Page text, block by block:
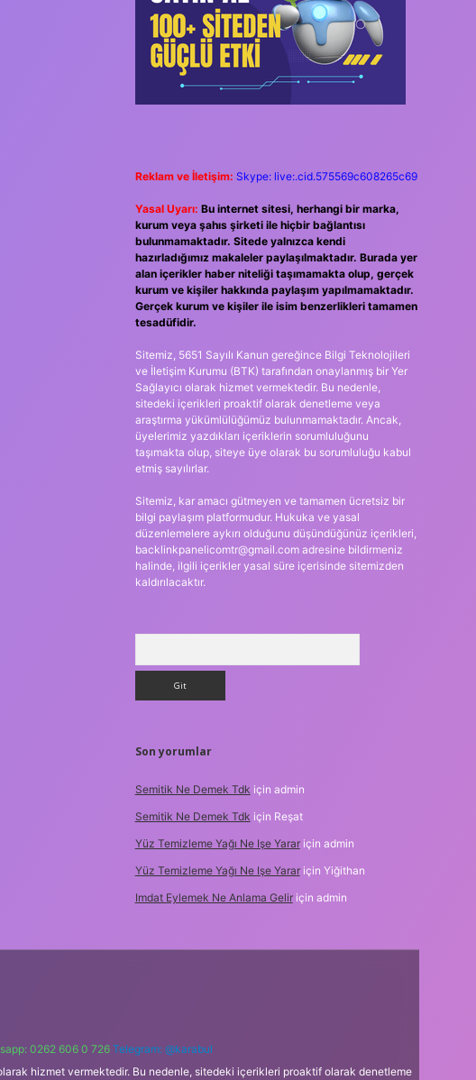
Reklam ve İletişim: Skype: live:.cid.575569c608265c69
Yasal Uyarı: Bu internet sitesi, herhangi bir marka,
kurum veya şahıs şirketi ile hiçbir bağlantısı
bulunmamaktadır. Sitede yalnızca kendi
hazırladığımız makaleler paylaşılmaktadır. Burada yer
alan içerikler haber niteliği taşımamakta olup, gerçek
kurum ve kişiler hakkında paylaşım yapılmamaktadır.
Gerçek kurum ve kişiler ile isim benzerlikleri tamamen
tesadüfidir.
Sitemiz, 5651 Sayılı Kanun gereğince Bilgi Teknolojileri
ve İletişim Kurumu (BTK) tarafından onaylanmış bir Yer
Sağlayıcı olarak hizmet vermektedir. Bu nedenle,
sitedeki içerikleri proaktif olarak denetleme veya
araştırma yükümlülüğümüz bulunmamaktadır. Ancak,
üyelerimiz yazdıkları içeriklerin sorumluluğunu
taşımakta olup, siteye üye olarak bu sorumluluğu kabul
etmiş sayılırlar.
Sitemiz, kar amacı gütmeyen ve tamamen ücretsiz bir
bilgi paylaşım platformudur. Hukuka ve yasal
düzenlemelere aykırı olduğunu düşündüğünüz içerikleri,
backlinkpanelicomtr@gmail.comadresine bildirmeniz
halinde, ilgili içerikler yasal süre içerisinde sitemizden
kaldırılacaktır.
Son yorumlar
Semitik Ne Demek Tdk için admin
Semitik Ne Demek Tdk için Reşat
Yüz Temizleme Yağı Ne Işe Yarariçin admin
Yüz Temizleme Yağı Ne Işe Yarariçin Yiğithan
Imdat Eylemek Ne Anlama Geliriçin admin
0262 606 0 726 Telegram: @karabul
hizmet vermektedir. Bu nedenle, sitedeki içerikleri proaktif olarak denetleme